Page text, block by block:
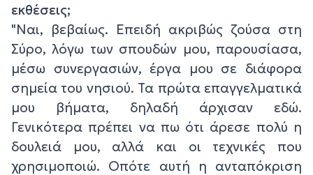
εκθέσεις;
"Ναι, βεβαίως. Επειδή ακριβώς ζούσα στη
Σύρο, λόγω των σπουδών μου, παρουσίασα,
μέσω συνεργασιών, έργα μου σε διάφορα
σημεία του νησιού. Τα πρώτα επαγγελματικά
μου βήματα, δηλαδή άρχισαν εδώ.
Γενικότερα πρέπει να πω ότι άρεσε πολύ η
δουλειά μου, αλλά και οι τεχνικές που
χρησιμοποιώ. Οπότε αυτή η ανταπόκριση